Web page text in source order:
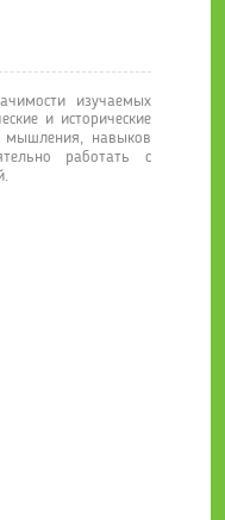
изучаемых
и исторические
мышления, навыков
работать с